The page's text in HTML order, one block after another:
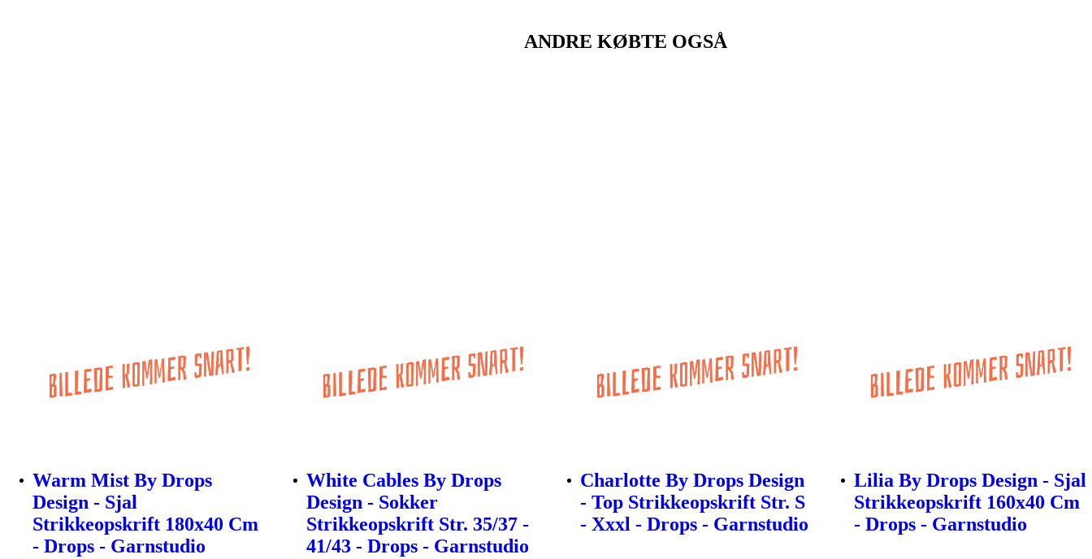
ANDRE KØBTE OGSÅ
Warm Mist By Drops
Design - Sjal
Strikkeopskrift 180x40 Cm
- Drops - Garnstudio
White Cables By Drops
Design - Sokker
Strikkeopskrift Str. 35/37 -
41/43 - Drops - Garnstudio
Charlotte By Drops Design
- Top Strikkeopskrift Str. S
- Xxxl - Drops - Garnstudio
Lilia By Drops Design - Sjal
Strikkeopskrift 160x40 Cm
- Drops - Garnstudio